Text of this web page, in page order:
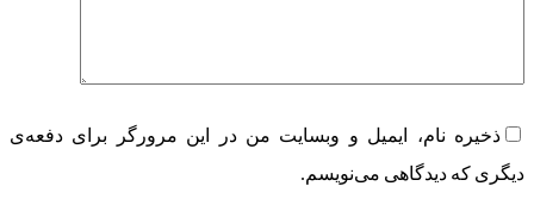
ذخیره نام، ایمیل و وبسایت من در این مرورگر برای دفعه‌ی
دیگری که دیدگاهی می‌نویسم.